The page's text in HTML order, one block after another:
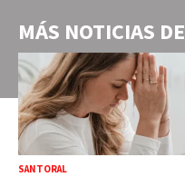
MÁS NOTICIAS DE
SANTORAL